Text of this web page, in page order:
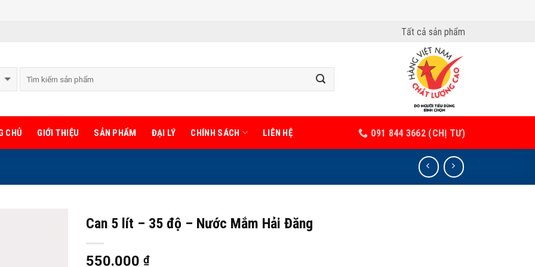
Tất cả sản phẩm
CHỦ GIỚI THIỆU SẢN PHẨM ĐẠI LÝ CHÍNH SÁCH LIÊN HỆ 091 844 3662 (CHỊ TƯ)
Can 5 lít – 35 độ – Nước Mắm Hải Đăng
550.000 ₫